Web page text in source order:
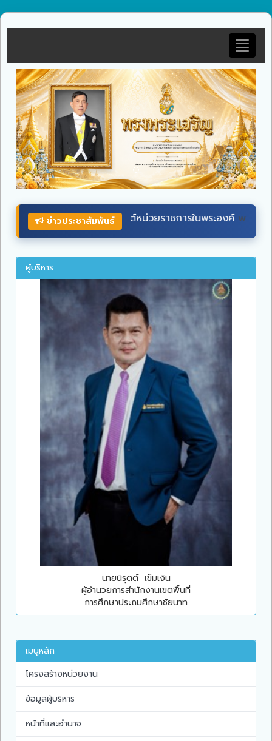
Toggle
ข่าวประชาสัมพันธ์
น่วยราชการในพระองค์wellwishes.royalofficeระหว่างวันที่
ผู้บริหาร
นายนิรุตต์ เข็มเงิน
ผู้อำนวยการสำนักงานเขตพื้นที่
การศึกษาประถมศึกษาชัยนาท
เมนูหลัก
โครงสร้างหน่วยงาน
ข้อมูลผู้บริหาร
หน้าที่และอำนาจ